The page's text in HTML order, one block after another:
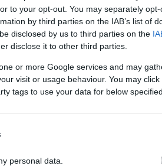
to your opt-out. You may separately
by third parties on the IAB’s list of
disclosed by us to third parties on the
disclose it to other third parties.
or more Google services and may
visit or usage behaviour. You may
tags to use your data for below
personal data.